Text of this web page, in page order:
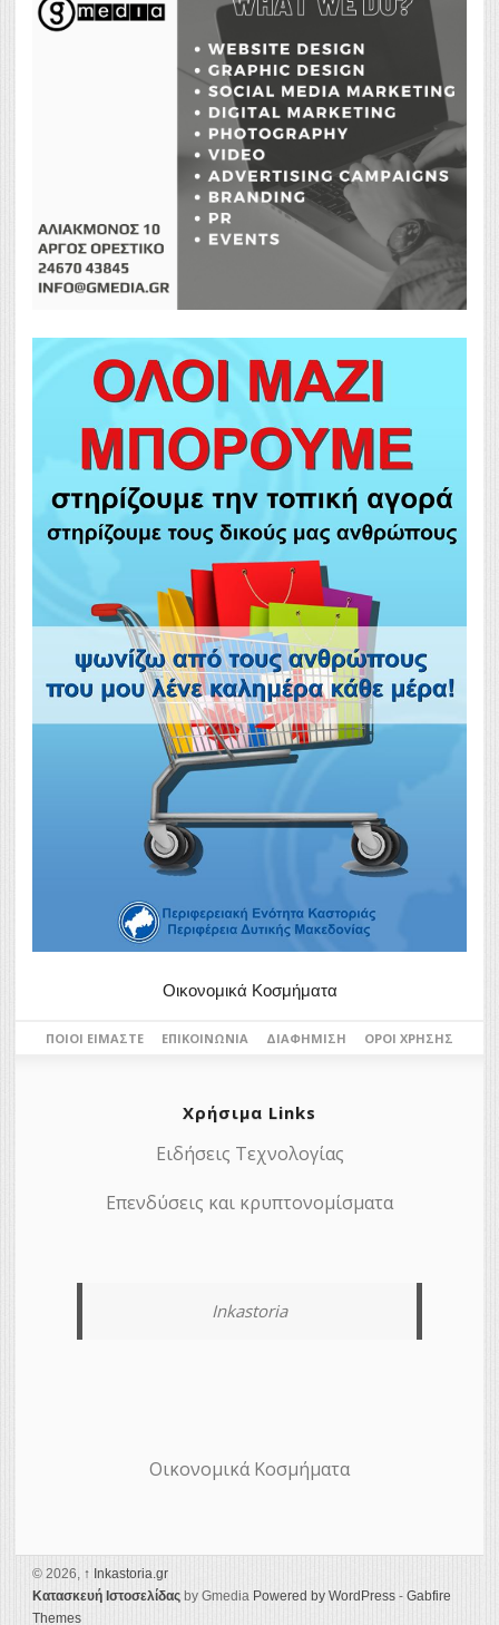
Οικονομικά Κοσμήματα
ΠΟΙΟΙ ΕΊΜΑΣΤΕ ΕΠΙΚΟΙΝΩΝΊΑ ΔΙΑΦΉΜΙΣΗ ΌΡΟΙ ΧΡΉΣΗΣ
Χρήσιμα Links
Ειδήσεις Τεχνολογίας
Επενδύσεις και κρυπτονομίσματα
Inkastoria
Οικονομικά Κοσμήματα
© 2026, ↑ Ιnkastoria.gr
Κατασκευή Ιστοσελίδας by Gmedia Powered by WordPress - Gabfire
Themes